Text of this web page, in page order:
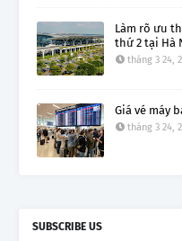
Làm rõ ưu
thứ 2 tại Hà
tháng 3 24,
Giá vé máy
tháng 3 24,
SUBSCRIBE US